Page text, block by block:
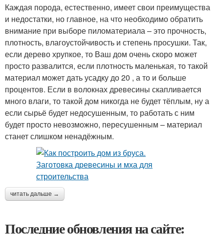
Каждая порода, естественно, имеет свои преимущества
и недостатки, но главное, на что необходимо обратить
внимание при выборе пиломатериала – это прочность,
плотность, влагоустойчивость и степень просушки. Так,
если дерево хрупкое, то Ваш дом очень скоро может
просто развалится, если плотность маленькая, то такой
материал может дать усадку до 20 , а то и больше
процентов. Если в волокнах древесины скапливается
много влаги, то такой дом никогда не будет тёплым, ну а
если сырьё будет недосушенным, то работать с ним
будет просто невозможно, пересушенным – материал
станет слишком ненадёжным.
читать дальше →
Последние обновления на сайте: